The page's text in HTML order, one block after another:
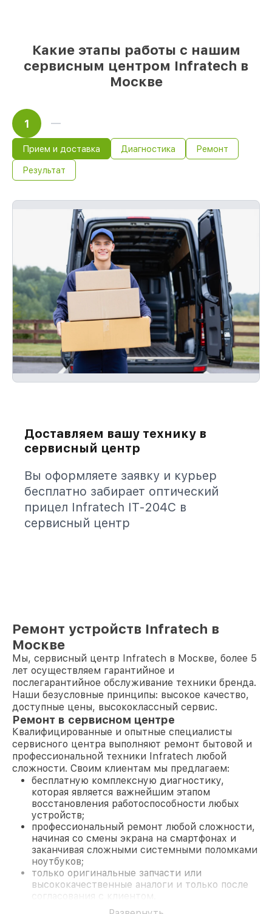
Какие этапы работы с нашим
сервисным центром Infratech в
Москве
1
Прием и доставка Диагностика Ремонт
Результат
Доставляем вашу технику в
сервисный центр
Вы оформляете заявку и курьер
бесплатно забирает оптический
прицел Infratech IT-204C в
сервисный центр
Ремонт устройств Infratech в
Москве
Мы, сервисный центр Infratech в Москве, более 5
лет осуществляем гарантийное и
послегарантийное обслуживание техники бренда.
Наши безусловные принципы: высокое качество,
доступные цены, высококлассный сервис.
Ремонт в сервисном центре
Квалифицированные и опытные специалисты
сервисного центра выполняют ремонт бытовой и
профессиональной техники Infratech любой
сложности. Своим клиентам мы предлагаем:
бесплатную комплексную диагностику,
которая является важнейшим этапом
восстановления работоспособности любых
устройств;
профессиональный ремонт любой сложности,
начиная со смены экрана на смартфонах и
заканчивая сложными системными поломками
ноутбуков;
только оригинальные запчасти или
высококачественные аналоги и только после
согласования с клиентом.
На все работы и замененные комплектующие